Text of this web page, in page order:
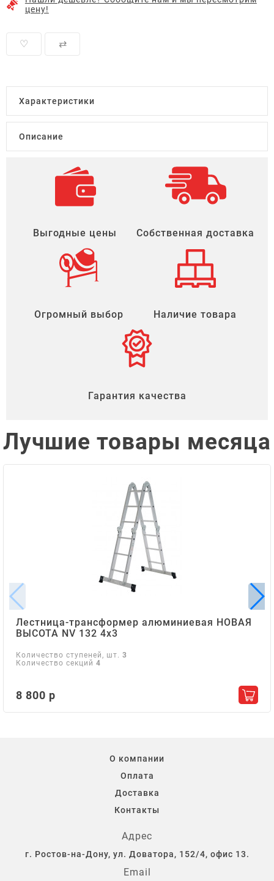
цену!
♡ ⇄
Характеристики
Описание
Выгодные цены Собственная доставка
Огромный выбор Наличие товара
Гарантия качества
Лучшие товары месяца
Лестница-трансформер алюминиевая НОВАЯ
ВЫСОТА NV 132 4х3
Количество ступеней, шт. 3
Количество секций 4
8 800 р
О компании
Оплата
Доставка
Контакты
Адрес
г. Ростов-на-Дону, ул. Доватора, 152/4, офис 13.
Email